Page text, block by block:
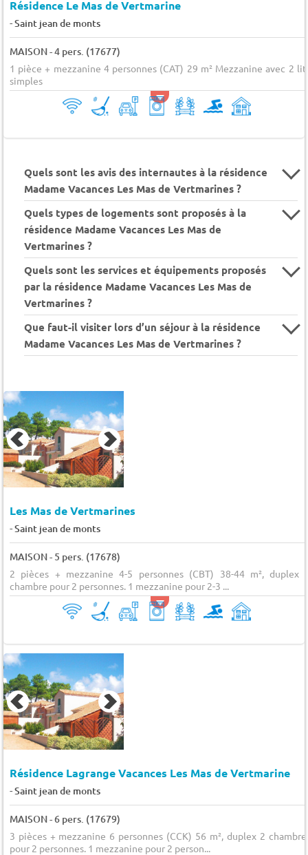
Résidence Le Mas de Vertmarine
-Saint jean de monts
MAISON - 4 pers. (17677)
1 pièce + mezzanine 4 personnes (CAT) 29 m² Mezzanine avec 2
simples
Quels sont les avis des internautes à la résidence
Madame Vacances Les Mas de Vertmarines ?
Quels types de logements sont proposés à la
résidence Madame Vacances Les Mas de
Vertmarines ?
Quels sont les services et équipements proposés
par la résidence Madame Vacances Les Mas de
Vertmarines ?
Que faut-il visiter lors d’un séjour à la résidence
Madame Vacances Les Mas de Vertmarines ?
Les Mas de Vertmarines
-Saint jean de monts
MAISON - 5 pers. (17678)
2 pièces + mezzanine 4-5 personnes (CBT) 38-44 m², duplex
chambre pour 2 personnes. 1 mezzanine pour 2-3 ...
Résidence Lagrange Vacances Les Mas de Vertmarine
-Saint jean de monts
MAISON - 6 pers. (17679)
3 pièces + mezzanine 6 personnes (CCK) 56 m², duplex 2
pour 2 personnes. 1 mezzanine pour 2 person...